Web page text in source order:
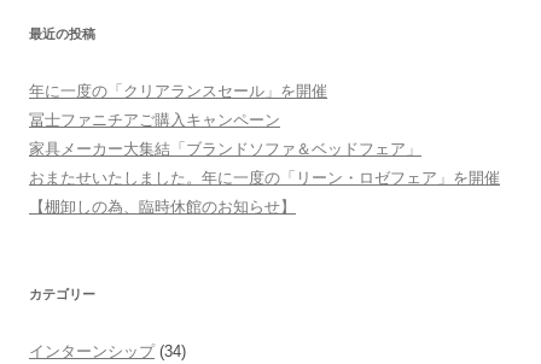
最近の投稿
年に一度の「クリアランスセール」を開催
冨士ファニチアご購入キャンペーン
家具メーカー大集結「ブランドソファ＆ベッドフェア」
おまたせいたしました。年に一度の「リーン・ロゼフェア」を開催
【棚卸しの為、臨時休館のお知らせ】
カテゴリー
インターンシップ(34)